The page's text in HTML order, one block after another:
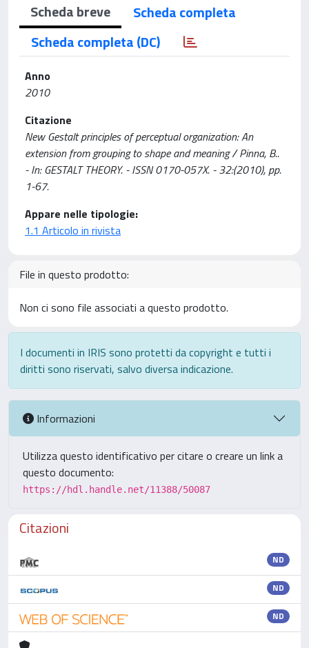
Scheda breve
Scheda completa
Scheda completa (DC)
Anno
2010
Citazione
New Gestalt principles of perceptual organization: An
extension from grouping to shape and meaning / Pinna, B..
- In: GESTALT THEORY. - ISSN 0170-057X. - 32:(2010), pp.
1-67.
Appare nelle tipologie:
1.1 Articolo in rivista
File in questo prodotto:
Non ci sono file associati a questo prodotto.
I documenti in IRIS sono protetti da copyright e tutti i
diritti sono riservati, salvo diversa indicazione.
Informazioni
Utilizza questo identificativo per citare o creare un link a
questo documento:
https://hdl.handle.net/11388/50087
Citazioni
ND
ND
ND